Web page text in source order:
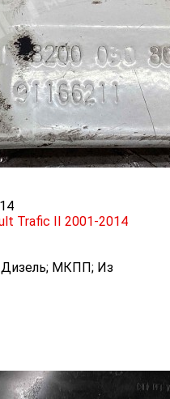
Trafic II 2001-2014
Дизель; МКПП; Из